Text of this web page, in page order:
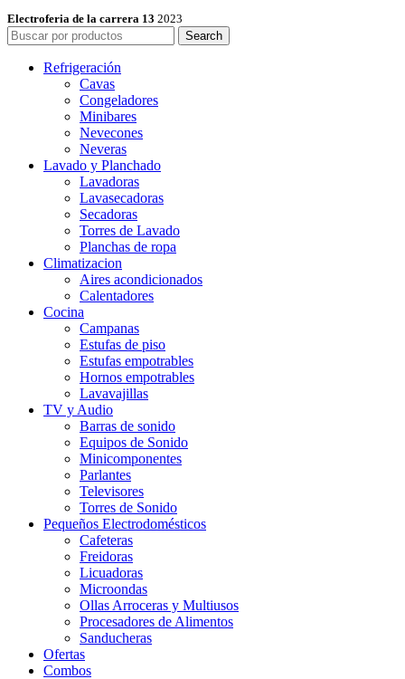
Electroferia de la carrera 13 2023
Search
Refrigeración
Cavas
Congeladores
Minibares
Nevecones
Neveras
Lavado y Planchado
Lavadoras
Lavasecadoras
Secadoras
Torres de Lavado
Planchas de ropa
Climatizacion
Aires acondicionados
Calentadores
Cocina
Campanas
Estufas de piso
Estufas empotrables
Hornos empotrables
Lavavajillas
TV y Audio
Barras de sonido
Equipos de Sonido
Minicomponentes
Parlantes
Televisores
Torres de Sonido
Pequeños Electrodomésticos
Cafeteras
Freidoras
Licuadoras
Microondas
Ollas Arroceras y Multiusos
Procesadores de Alimentos
Sanducheras
Ofertas
Combos